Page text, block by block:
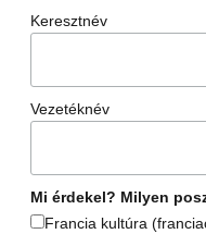
Keresztnév
Vezetéknév
Mi érdekel? Milyen
Francia kultúra